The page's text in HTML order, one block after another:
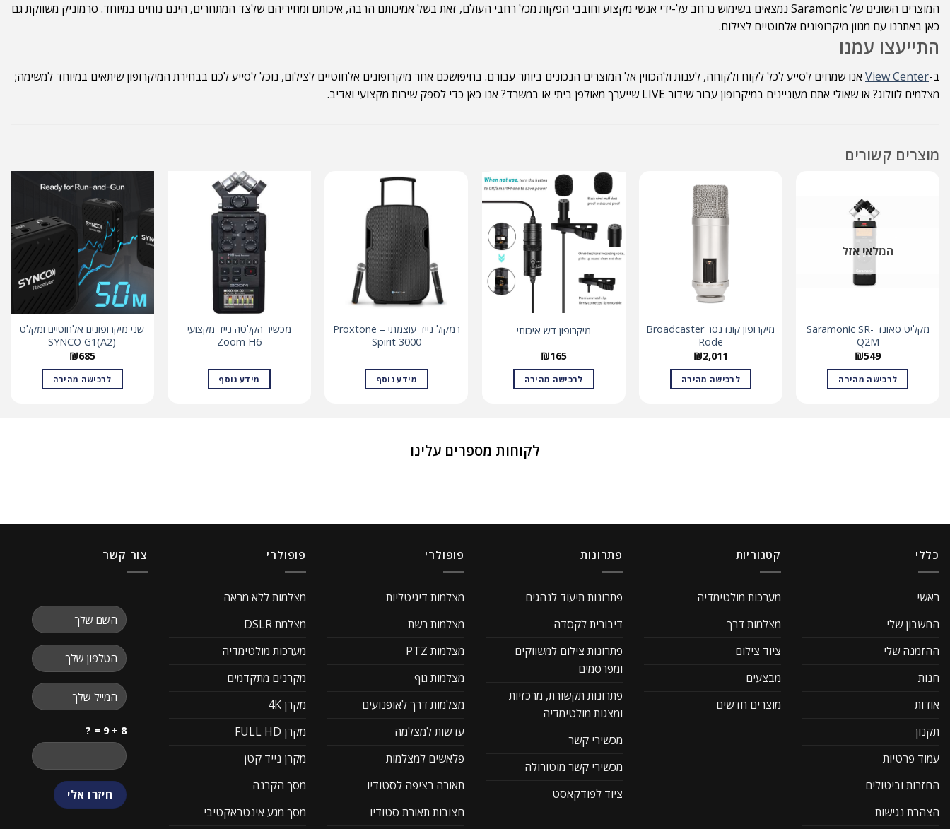
המוצרים השונים של Saramonic נמצאים בשימוש נרחב על-ידי אנשי מקצוע וחובבי הפקות מכל רחבי העולם, זאת בשל אמינותם הרבה, איכותם ומחיריהם שלצד המתחרים, הינם נוחים במיוחד. סרמוניק משווקת גם
כאן באתרנו עם מגוון מיקרופונים אלחוטיים לצילום.
התייעצו עמנו
ב-View Center אנו שמחים לסייע לכל לקוח ולקוחה, לענות ולהכווין אל המוצרים הנכונים ביותר עבורם. בחיפושכם אחר מיקרופונים אלחוטיים לצילום, נוכל לסייע לכם בבחירת המיקרופון שיתאים במיוחד למשימה;
מצלמים לוולוג? או שאולי אתם מעוניינים במיקרופון עבור שידור LIVE שייערך מאולפן ביתי או במשרד? אנו כאן כדי לספק שירות מקצועי ואדיב.
מוצרים קשורים
המלאי אזל
מקליט סאונד Saramonic SR-
Q2M
₪549
לרכישה מהירה
מיקרופון קונדנסר Broadcaster
Rode
₪2,011
לרכישה מהירה
מיקרופון דש איכותי
₪165
לרכישה מהירה
רמקול נייד עוצמתי – Proxtone
Spirit 3000
מידע נוסף
מכשיר הקלטה נייד מקצועי
Zoom H6
מידע נוסף
שני מיקרופונים אלחוטיים ומקלט
(SYNCO G1(A2
₪685
לרכישה מהירה
לקוחות מספרים עלינו
כללי
ראשי
החשבון שלי
ההזמנה שלי
חנות
אודות
תקנון
עמוד פרטיות
החזרות וביטולים
הצהרת נגישות
קטגוריות
מערכות מולטימדיה
מצלמות דרך
ציוד צילום
מבצעים
מוצרים חדשים
פתרונות
פתרונות תיעוד לנהגים
דיבורית לקסדה
פתרונות צילום למשווקים
ומפרסמים
פתרונות תקשורת, מרכזיות
ומצגות מולטימדיה
מכשירי קשר
מכשירי קשר מוטורולה
ציוד לפודקאסט
פופולרי
מצלמות דיגיטליות
מצלמות רשת
מצלמות PTZ
מצלמות גוף
מצלמות דרך לאופנועים
עדשות למצלמה
פלאשים למצלמות
תאורה רציפה לסטודיו
חצובות תאורת סטודיו
פופולרי
מצלמות ללא מראה
מצלמת DSLR
מערכות מולטימדיה
מקרנים מתקדמים
מקרן 4K
מקרן FULL HD
מקרן נייד קטן
מסך הקרנה
מסך מגע אינטראקטיבי
צור קשר
8 + 9 = ?